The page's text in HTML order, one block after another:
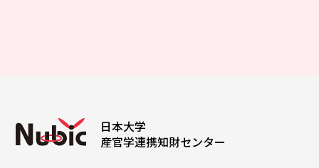
日本大学
産官学連携知財センター